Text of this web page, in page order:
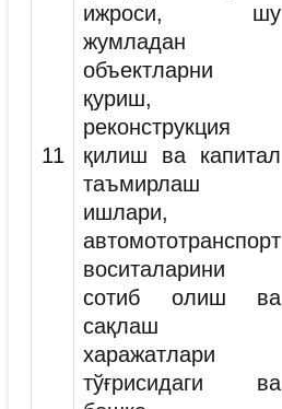
11
ижроси, шу
жумладан
объектларни
қуриш,
реконструкция
қилиш ва капитал
таъмирлаш
ишлари,
автомототранспорт
воситаларини
сотиб олиш ва
сақлаш
харажатлари
тўғрисидаги ва